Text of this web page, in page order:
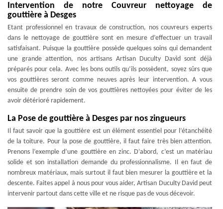
Intervention de notre Couvreur nettoyage de
gouttière à Desges
Etant professionnel en travaux de construction, nos couvreurs experts
dans le nettoyage de gouttière sont en mesure d’effectuer un travail
satisfaisant. Puisque la gouttière possède quelques soins qui demandent
une grande attention, nos artisans Artisan Duculty David sont déjà
préparés pour cela. Avec les bons outils qu’ils possèdent, soyez sûrs que
vos gouttières seront comme neuves après leur intervention. A vous
ensuite de prendre soin de vos gouttières nettoyées pour éviter de les
avoir détérioré rapidement.
La Pose de gouttière à Desges par nos zingueurs
Il faut savoir que la gouttière est un élément essentiel pour l’étanchéité
de la toiture. Pour la pose de gouttière, il faut faire très bien attention.
Prenons l’exemple d’une gouttière en zinc. D’abord, c’est un matériau
solide et son installation demande du professionnalisme. Il en faut de
nombreux matériaux, mais surtout il faut bien mesurer la gouttière et la
descente. Faites appel à nous pour vous aider, Artisan Duculty David peut
intervenir partout dans cette ville et ne risque pas de vous décevoir.